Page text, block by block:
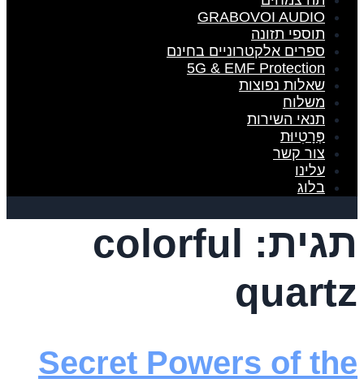
GRABOVOI AUDIO
תוספי תזונה
ספרים אלקטרוניים בחינם
5G & EMF Protection
שאלות נפוצות
משלוח
תנאי השירות
פְּרָטִיוּת
צור קשר
עלינו
בלוג
תגית: colorful
quartz
Secret Powers of the